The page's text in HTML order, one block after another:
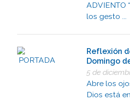
ADVIENTO
los gesto ...
Reflexión
Domingo
5 de
Abre los
Dios está